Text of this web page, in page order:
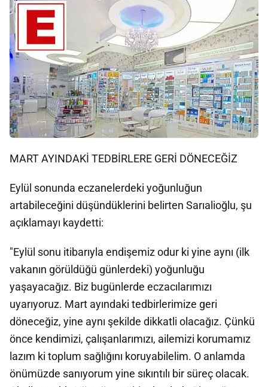
MART AYINDAKİ TEDBİRLERE GERİ DÖNECEĞİZ
Eylül sonunda eczanelerdeki yoğunluğun
artabileceğini düşündüklerini belirten Sarıalioğlu, şu
açıklamayı kaydetti:
"Eylül sonu itibarıyla endişemiz odur ki yine aynı (ilk
vakanın görüldüğü günlerdeki) yoğunluğu
yaşayacağız. Biz bugünlerde eczacılarımızı
uyarıyoruz. Mart ayındaki tedbirlerimize geri
döneceğiz, yine aynı şekilde dikkatli olacağız. Çünkü
önce kendimizi, çalışanlarımızı, ailemizi korumamız
lazım ki toplum sağlığını koruyabilelim. O anlamda
önümüzde sanıyorum yine sıkıntılı bir süreç olacak.